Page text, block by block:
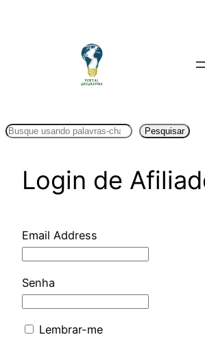
Pesquisar Pesquisar
Login de
Email Address
Senha
Lembrar-me